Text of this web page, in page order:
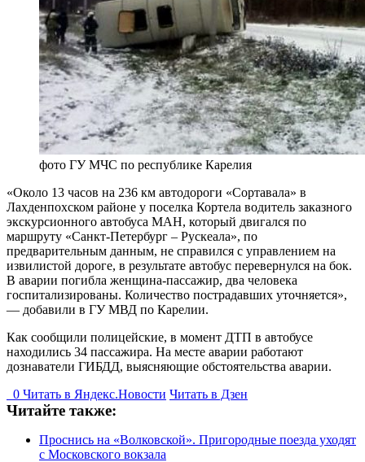
фото ГУ МЧС по республике Карелия
«Около 13 часов на 236 км автодороги «Сортавала» в
Лахденпохском районе у поселка Кортела водитель заказного
экскурсионного автобуса МАН, который двигался по
маршруту «Санкт-Петербург – Рускеала», по
предварительным данным, не справился с управлением на
извилистой дороге, в результате автобус перевернулся на бок.
В аварии погибла женщина-пассажир, два человека
госпитализированы. Количество пострадавших уточняется»,
— добавили в ГУ МВД по Карелии.
Как сообщили полицейские, в момент ДТП в автобусе
находились 34 пассажира. На месте аварии работают
дознаватели ГИБДД, выясняющие обстоятельства аварии.
0 Читать в Яндекс.Новости Читать в Дзен
Читайте также:
Проснись на «Волковской». Пригородные поезда уходят
с Московского вокзала